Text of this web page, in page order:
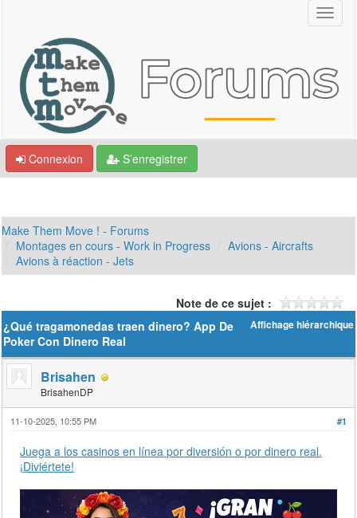
Connexion S’enregistrer
Make Them Move ! - Forums
Montages en cours - Work in Progress
Avions - Aircrafts
Avions à réaction - Jets
Note de ce sujet :
Affichage hiérarchique
¿Qué tragamonedas traen dinero? App De
Poker Con Dinero Real
Brisahen
BrisahenDP
#1
11-10-2025, 10:55 PM
Juega a los casinos en línea por diversión o por dinero real.
¡Diviértete!